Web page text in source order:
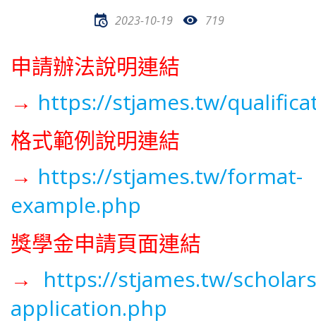
2023-10-19 719
申請辦法說明連結
→ https://stjames.tw/
格式範例說明連結
→ https://stjames.tw/format-
example.php
獎學金申請頁面連結
→ https://stjames.tw/
application.php